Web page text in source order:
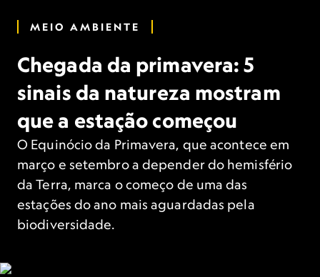
MEIO AMBIENTE
Chegada da primavera: 5
sinais da natureza mostram
que a estação começou
O Equinócio da Primavera, que acontece em
março e setembro a depender do hemisfério
da Terra, marca o começo de uma das
estações do ano mais aguardadas pela
biodiversidade.